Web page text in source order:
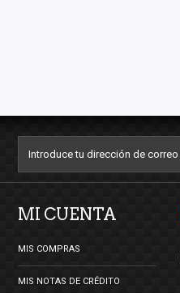
MI CUENTA
MIS COMPRAS
MIS NOTAS DE CRÉDITO